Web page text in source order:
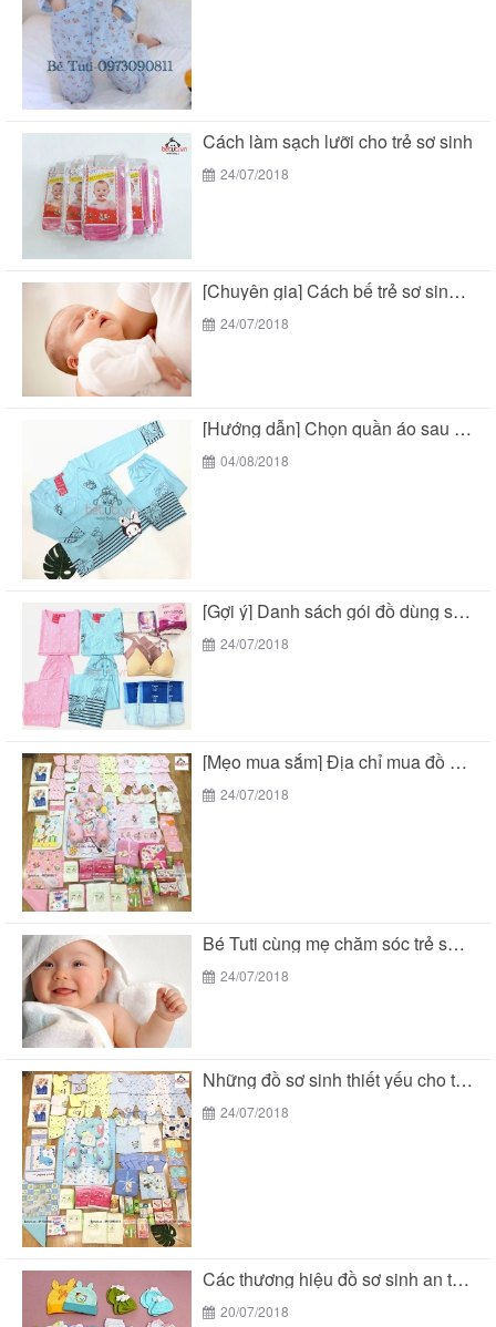
Cách làm sạch lưỡi cho trẻ sơ sinh
24/07/2018
[Chuyên gia] Cách bế trẻ sơ sinh chuẩn theo...
24/07/2018
[Hướng dẫn] Chọn quần áo sau sinh cho mẹ...
04/08/2018
[Gợi ý] Danh sách gói đồ dùng sau sinh...
24/07/2018
[Mẹo mua sắm] Địa chỉ mua đồ sơ sinh...
24/07/2018
Bé Tuti cùng mẹ chăm sóc trẻ sơ sinh...
24/07/2018
Những đồ sơ sinh thiết yếu cho trẻ sơ...
24/07/2018
Các thương hiệu đồ sơ sinh an toàn cho...
20/07/2018